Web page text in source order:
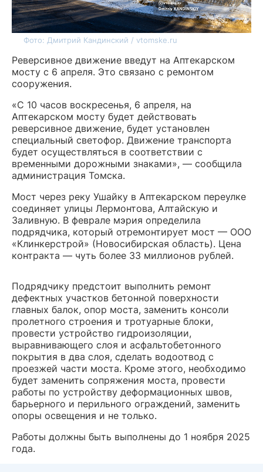
Фото: Дмитрий Кандинский / vtomske.ru
Реверсивное движение введут на Аптекарском
мосту с 6 апреля. Это связано с ремонтом
сооружения.
«С 10 часов воскресенья, 6 апреля, на
Аптекарском мосту будет действовать
реверсивное движение, будет установлен
специальный светофор. Движение транспорта
будет осуществляться в соответствии с
временными дорожными знаками», — сообщила
администрация Томска.
Мост через реку Ушайку в Аптекарском переулке
соединяет улицы Лермонтова, Алтайскую и
Заливную. В феврале мэрия определила
подрядчика, который отремонтирует мост — ООО
«Клинкерстрой» (Новосибирская область). Цена
контракта — чуть более 33 миллионов рублей.
Подрядчику предстоит выполнить ремонт
дефектных участков бетонной поверхности
главных балок, опор моста, заменить консоли
пролетного строения и тротуарные блоки,
провести устройство гидроизоляции,
выравнивающего слоя и асфальтобетонного
покрытия в два слоя, сделать водоотвод с
проезжей части моста. Кроме этого, необходимо
будет заменить сопряжения моста, провести
работы по устройству деформационных швов,
барьерного и перильного ограждений, заменить
опоры освещения и не только.
Работы должны быть выполнены до 1 ноября 2025
года.